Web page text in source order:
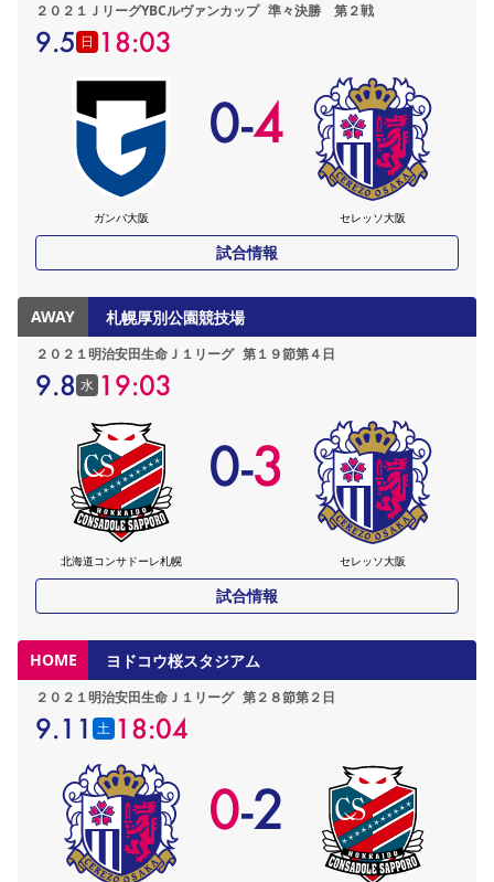
２０２１ＪリーグYBCルヴァンカップ 準々決勝 第２戦
9.5 日 18:03
ガンバ大阪
0-4
セレッソ大阪
試合情報
AWAY 札幌厚別公園競技場
２０２１明治安田生命Ｊ１リーグ 第１９節第４日
9.8 水 19:03
北海道コンサドーレ札幌
0-3
セレッソ大阪
試合情報
HOME ヨドコウ桜スタジアム
２０２１明治安田生命Ｊ１リーグ 第２８節第２日
9.11 土 18:04
0-2